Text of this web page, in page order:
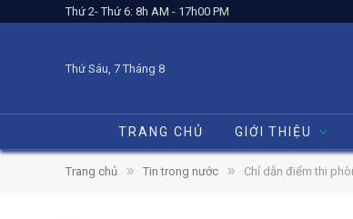
Thứ 2- Thứ 6: 8h AM - 17h00 PM
Thứ Sáu, 7 Tháng 8
TRANG CHỦ GIỚI THIỆU
Trang chủ » Tin trong nước » Chỉ dẫn điểm thi